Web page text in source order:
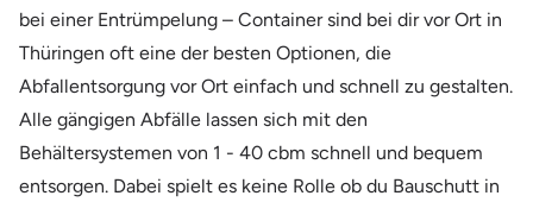
bei einer Entrümpelung – Container sind bei dir vor Ort in
Thüringen oft eine der besten Optionen, die
Abfallentsorgung vor Ort einfach und schnell zu gestalten.
Alle gängigen Abfälle lassen sich mit den
Behältersystemen von 1 - 40 cbm schnell und bequem
entsorgen. Dabei spielt es keine Rolle ob du Bauschutt in